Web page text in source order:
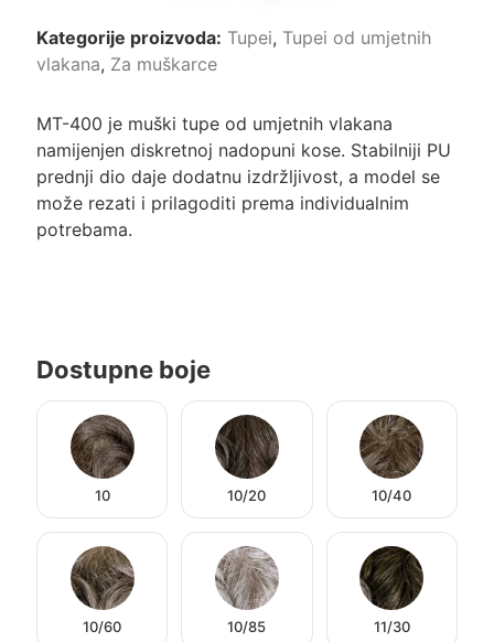
Kategorije proizvoda: Tupei, Tupei od umjetnih
vlakana, Za muškarce
MT-400 je muški tupe od umjetnih vlakana
namijenjen diskretnoj nadopuni kose. Stabilniji PU
prednji dio daje dodatnu izdržljivost, a model se
može rezati i prilagoditi prema individualnim
potrebama.
Dostupne boje
10 10/20 10/40
10/60 10/85 11/30